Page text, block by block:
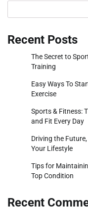
Recent Posts
The Secret to
Training
Easy Ways To
Exercise
Sports & Fitness:
and Fit Every Day
Driving the
Your Lifestyle
Tips for
Top Condition
Recent